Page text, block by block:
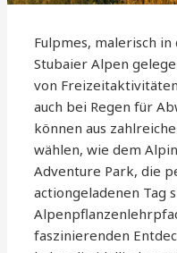
Fulpmes, malerisch
Stubaier Alpen
von
auch bei Regen für
können aus
wählen, wie dem
Adventure Park, die
actiongeladenen Tag
faszinierenden